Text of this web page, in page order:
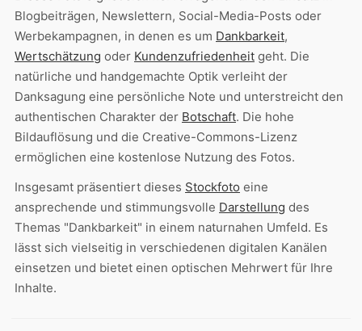
Blogbeiträgen, Newslettern, Social-Media-Posts oder
Werbekampagnen, in denen es um Dankbarkeit,
Wertschätzung oder Kundenzufriedenheit geht. Die
natürliche und handgemachte Optik verleiht der
Danksagung eine persönliche Note und unterstreicht den
authentischen Charakter der Botschaft. Die hohe
Bildauflösung und die Creative-Commons-Lizenz
ermöglichen eine kostenlose Nutzung des Fotos.
Insgesamt präsentiert dieses Stockfoto eine
ansprechende und stimmungsvolle Darstellung des
Themas "Dankbarkeit" in einem naturnahen Umfeld. Es
lässt sich vielseitig in verschiedenen digitalen Kanälen
einsetzen und bietet einen optischen Mehrwert für Ihre
Inhalte.